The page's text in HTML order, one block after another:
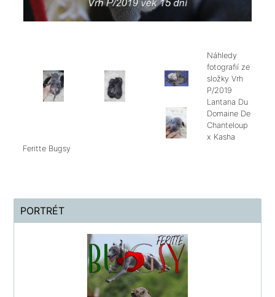
Náhledy
fotografií ze
složkyVrh
P/2019
Lantana Du
Domaine De
Chanteloup
x Kasha
Feritte Bugsy
PORTRÉT